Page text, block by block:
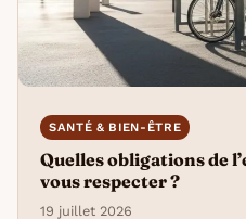
SANTÉ & BIEN-ÊTRE
Quelles obligations de
vous respecter ?
19 juillet 2026